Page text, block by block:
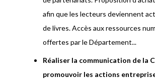
afin que les lecteurs deviennent
de livres. Accès aux ressources
offertes par le Département...
Réaliser la communication de la
promouvoir les actions